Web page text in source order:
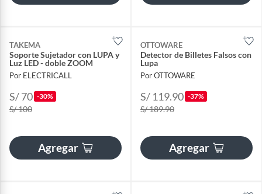
TAKEMA
Soporte Sujetador con LUPA y
Luz LED - doble ZOOM
Por ELECTRICALL
S/ 70 -30%
S/ 100
Agregar
OTTOWARE
Detector de Billetes Falsos con
Lupa
Por OTTOWARE
S/ 119.90 -37%
S/ 189.90
Agregar